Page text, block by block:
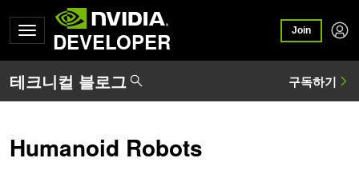
DEVELOPER Join
Humanoid Robots